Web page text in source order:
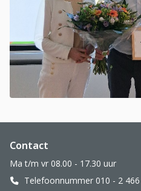
Website footer
Contact
Ma t/m vr 08.00 - 17.30 uur
Telefoonnummer 010 - 2